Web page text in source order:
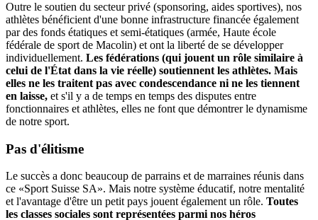
Outre le soutien du secteur privé (sponsoring, aides sportives), nos
athlètes bénéficient d'une bonne infrastructure financée également
par des fonds étatiques et semi-étatiques (armée, Haute école
fédérale de sport de Macolin) et ont la liberté de se développer
individuellement. Les fédérations (qui jouent un rôle similaire à
celui de l'État dans la vie réelle) soutiennent les athlètes. Mais
elles ne les traitent pas avec condescendance ni ne les tiennent
en laisse, et s'il y a de temps en temps des disputes entre
fonctionnaires et athlètes, elles ne font que démontrer le dynamisme
de notre sport.
Pas d'élitisme
Le succès a donc beaucoup de parrains et de marraines réunis dans
ce «Sport Suisse SA». Mais notre système éducatif, notre mentalité
et l'avantage d'être un petit pays jouent également un rôle. Toutes
les classes sociales sont représentées parmi nos héros